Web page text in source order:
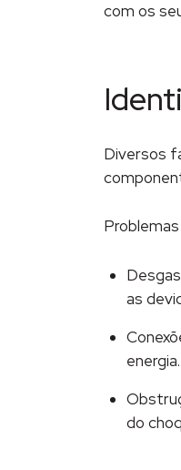
com os
Diversos
as
energia.
do